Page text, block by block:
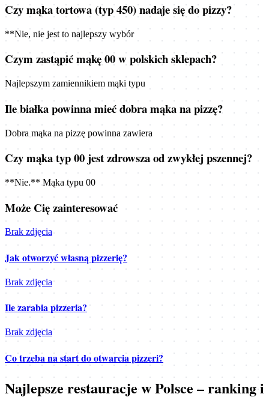
Czy mąka tortowa (typ 450) nadaje się do pizzy?
**Nie, nie jest to najlepszy wybór
Czym zastąpić mąkę 00 w polskich sklepach?
Najlepszym zamiennikiem mąki typu
Ile białka powinna mieć dobra mąka na pizzę?
Dobra mąka na pizzę powinna zawiera
Czy mąka typ 00 jest zdrowsza od zwykłej pszennej?
**Nie.** Mąka typu 00
Może Cię zainteresować
Brak zdjęcia
Jak otworzyć własną pizzerię?
Brak zdjęcia
Ile zarabia pizzeria?
Brak zdjęcia
Co trzeba na start do otwarcia pizzeri?
Najlepsze restauracje w Polsce – ranking i